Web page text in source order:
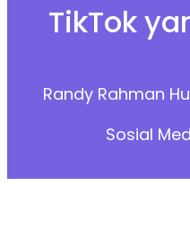
TikTok
Randy Rahman
Sosial